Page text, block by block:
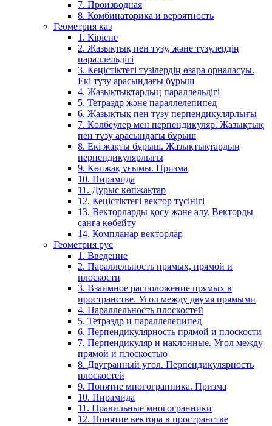
7. Производная
8. Комбинаторика и вероятность
Геометрия каз
1. Кіріспе
2. Жазықтық пен түзу, және түзулердің
параллельдігі
3. Кеңістіктегі түзілердің өзара орналасуы.
Екі түзу арасындағы бұрыш
4. Жазықтықтардың параллельдігі
5. Тетраэдр және параллелепипед
6. Жазықтық пен түзу перпендикулярлығы
7. Көлбеулер мен перпендикуляр. Жазықтық
пен түзу арасындағы бұрыш
8. Екі жақты бұрыш. Жазықтықтардың
перпендикулярлығы
9. Көпжақ ұғымы. Призма
10. Пирамида
11. Дұрыс көпжақтар
12. Кеңістіктегі вектор түсінігі
13. Векторларды қосу және алу. Векторды
санға көбейту
14. Компланар векторлар
Геометрия рус
1. Введение
2. Параллельность прямых, прямой и
плоскости
3. Взаимное расположение прямых в
пространстве. Угол между двумя прямыми
4. Параллельность плоскостей
5. Тетраэдр и параллелепипед
6. Перпендикулярность прямой и плоскости
7. Перпендикуляр и наклонные. Угол между
прямой и плоскостью
8. Двугранный угол. Перпендикулярность
плоскостей
9. Понятие многогранника. Призма
10. Пирамида
11. Правильные многогранники
12. Понятие вектора в пространстве